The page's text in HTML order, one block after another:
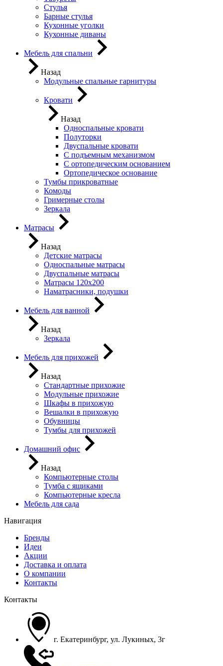
Стулья
Барные стулья
Кухонные уголки
Кухонные диваны
Мебель для спальни
Назад
Модульные спальные гарнитуры
Кровати
Назад
Односпальные кровати
Полуторки
Двуспальные кровати
С подъемным механизмом
С ортопедическим основанием
Ортопедическое основание
Тумбы прикроватные
Комоды
Гримерные столы
Зеркала
Матрасы
Назад
Детские матрасы
Односпальные матрасы
Двуспальные матрасы
Матрасы 120х200
Наматрасники, подушки
Мебель для ванной
Назад
Зеркала
Мебель для прихожей
Назад
Стандартные прихожие
Модульные прихожие
Шкафы в прихожую
Вешалки в прихожую
Обувницы
Тумбы для прихожей
Домашний офис
Назад
Компьютерные столы
Тумба с ящиками
Компьютерные кресла
Мебель для сада
Навигация
Бренды
Идеи
Акции
Доставка и оплата
О компании
Контакты
Контакты
г. Екатеринбург, ул. Лукиных, 3г